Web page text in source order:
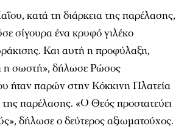
κατά τη διάρκεια της παρέλασης,
σίγουρα ένα κρυφό γιλέκο
Και αυτή η προφύλαξη,
η σωστή», δήλωσε Ρώσος
ήταν παρών στην Κόκκινη Πλατεία
της παρέλασης. «Ο Θεός προστατεύει
δήλωσε ο δεύτερος αξιωματούχος.